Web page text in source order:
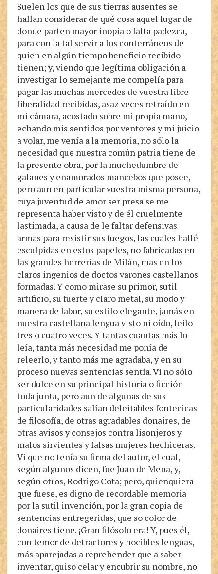
Suelen los que de sus tierras ausentes se
hallan considerar de qué cosa aquel lugar de
donde parten mayor inopia o falta padezca,
para con la tal servir a los conterráneos de
quien en algún tiempo beneficio recibido
tienen; y, viendo que legítima obligación a
investigar lo semejante me compelía para
pagar las muchas mercedes de vuestra libre
liberalidad recibidas, asaz veces retraído en
mi cámara, acostado sobre mi propia mano,
echando mis sentidos por ventores y mi juicio
a volar, me venía a la memoria, no sólo la
necesidad que nuestra común patria tiene de
la presente obra, por la muchedumbre de
galanes y enamorados mancebos que posee,
pero aun en particular vuestra misma persona,
cuya juventud de amor ser presa se me
representa haber visto y de él cruelmente
lastimada, a causa de le faltar defensivas
armas para resistir sus fuegos, las cuales hallé
esculpidas en estos papeles, no fabricadas en
las grandes herrerías de Milán, mas en los
claros ingenios de doctos varones castellanos
formadas. Y como mirase su primor, sutil
artificio, su fuerte y claro metal, su modo y
manera de labor, su estilo elegante, jamás en
nuestra castellana lengua visto ni oído, leilo
tres o cuatro veces. Y tantas cuantas más lo
leía, tanta más necesidad me ponía de
releerlo, y tanto más me agradaba, y en su
proceso nuevas sentencias sentía. Vi no sólo
ser dulce en su principal historia o ficción
toda junta, pero aun de algunas de sus
particularidades salían deleitables fontecicas
de filosofía, de otras agradables donaires, de
otras avisos y consejos contra lisonjeros y
malos sirvientes y falsas mujeres hechiceras.
Vi que no tenía su firma del autor, el cual,
según algunos dicen, fue Juan de Mena, y,
según otros, Rodrigo Cota; pero, quienquiera
que fuese, es digno de recordable memoria
por la sutil invención, por la gran copia de
sentencias entregeridas, que so color de
donaires tiene. ¡Gran filósofo era! Y, pues él,
con temor de detractores y nocibles lenguas,
más aparejadas a reprehender que a saber
inventar, quiso celar y encubrir su nombre, no